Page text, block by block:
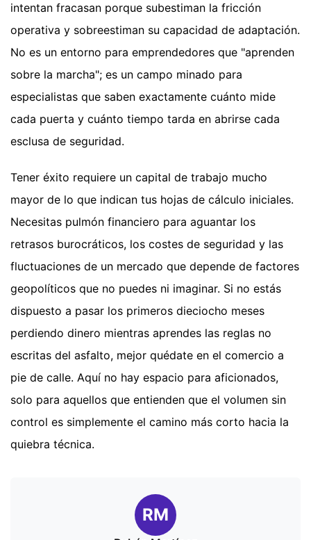
intentan fracasan porque subestiman la fricción
operativa y sobreestiman su capacidad de adaptación.
No es un entorno para emprendedores que "aprenden
sobre la marcha"; es un campo minado para
especialistas que saben exactamente cuánto mide
cada puerta y cuánto tiempo tarda en abrirse cada
esclusa de seguridad.
Tener éxito requiere un capital de trabajo mucho
mayor de lo que indican tus hojas de cálculo iniciales.
Necesitas pulmón financiero para aguantar los
retrasos burocráticos, los costes de seguridad y las
fluctuaciones de un mercado que depende de factores
geopolíticos que no puedes ni imaginar. Si no estás
dispuesto a pasar los primeros dieciocho meses
perdiendo dinero mientras aprendes las reglas no
escritas del asfalto, mejor quédate en el comercio a
pie de calle. Aquí no hay espacio para aficionados,
solo para aquellos que entienden que el volumen sin
control es simplemente el camino más corto hacia la
quiebra técnica.
RM